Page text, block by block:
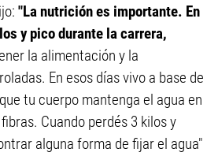
"La nutrición es importante. En
y pico durante la carrera,
la alimentación y la
En esos días vivo a base de
tu cuerpo mantenga el agua en
Cuando perdés 3 kilos y
alguna forma de fijar el agua"